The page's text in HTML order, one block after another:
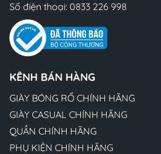
Số điện thoại: 0833 226 998
KÊNH BÁN HÀNG
GIÀY BÓNG RỔ CHÍNH HÃNG
GIÀY CASUAL CHÍNH HÃNG
QUẦN CHÍNH HÃNG
PHỤ KIỆN CHÍNH HÃNG